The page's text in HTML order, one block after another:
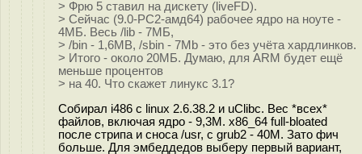
> Фрю 5 ставил на дискету (liveFD).
> Сейчас (9.0-РС2-амд64) рабочее ядро на ноуте -
4МБ. Весь /lib - 7МБ,
> /bin - 1,6MB, /sbin - 7Mb - это без учёта хардлинков.
> Итого - около 20МБ. Думаю, для ARM будет ещё
меньше процентов
> на 40. Что скажет линукс 3.1?
Собирал i486 с linux 2.6.38.2 и uClibc. Вес *всех*
файлов, включая ядро - 9,3M. x86_64 full-bloated
после стрипа и сноса /usr, с grub2 - 40M. Зато фич
больше. Для эмбеддедов выберу первый вариант,